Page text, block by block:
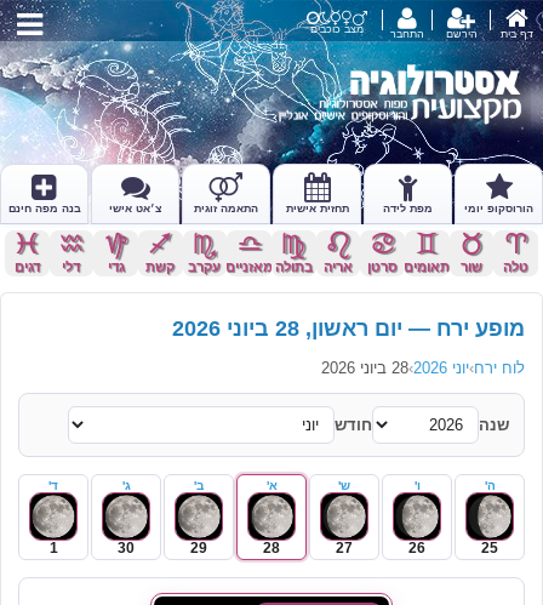
דף בית הירשם התחבר מצב כוכבים
הורוסקופ יומי מפת לידה תחזית אישית התאמה זוגית צ׳אט אישי בנה מפה חינם
a
טלה
s
שור
d
תאומים
f
סרטן
g
אריה
h
בתולה
j
מאזניים
k
עקרב
l
קשת
z
גדי
x
דלי
c
דגים
מופע ירח — יום ראשון, 28 ביוני 2026
לוח ירח›יוני 2026 ›28 ביוני 2026
שנה חודש
ה'
25
ו'
26
ש'
27
א'
28
ב'
29
ג'
30
ד'
1